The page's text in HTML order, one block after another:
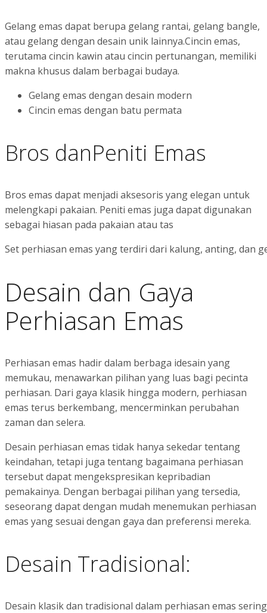
Gelang emas dapat berupa gelang rantai, gelang bangle,
atau gelang dengan desain unik lainnya.Cincin emas,
terutama cincin kawin atau cincin pertunangan, memiliki
makna khusus dalam berbagai budaya.
Gelang emas dengan desain modern
Cincin emas dengan batu permata
Bros danPeniti Emas
Bros emas dapat menjadi aksesoris yang elegan untuk
melengkapi pakaian. Peniti emas juga dapat digunakan
sebagai hiasan pada pakaian atau tas
Set perhiasan emas yang terdiri dari kalung, anting, dan
Desain dan Gaya
Perhiasan Emas
Perhiasan emas hadir dalam berbaga idesain yang
memukau, menawarkan pilihan yang luas bagi pecinta
perhiasan. Dari gaya klasik hingga modern, perhiasan
emas terus berkembang, mencerminkan perubahan
zaman dan selera.
Desain perhiasan emas tidak hanya sekedar tentang
keindahan, tetapi juga tentang bagaimana perhiasan
tersebut dapat mengekspresikan kepribadian
pemakainya. Dengan berbagai pilihan yang tersedia,
seseorang dapat dengan mudah menemukan perhiasan
emas yang sesuai dengan gaya dan preferensi mereka.
Desain Tradisional:
Desain klasik dan tradisional dalam perhiasan emas